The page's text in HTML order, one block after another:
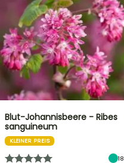
Blut-Johannisbeere - Ribes
sanguineum
KLEINER PREIS
18